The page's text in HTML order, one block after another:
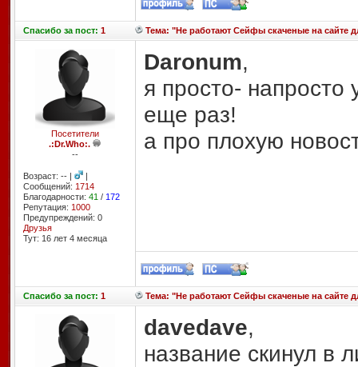
Спасибоза пост: 1 Тема: "Не работают Сейфы скаченые на сайте
Посетители
.:Dr.Who:.
--
Возраст: -- |
|
Сообщений: 1714
Благодарности: 41 / 172
Репутация: 1000
Предупреждений: 0
Друзья
Тут: 16 лет 4 месяцa
Daronum,
я просто- напросто
еще раз!
а про плохую
Спасибоза пост: 1 Тема: "Не работают Сейфы скаченые на сайте
davedave,
название скинул в